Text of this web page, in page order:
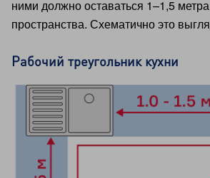
ними должно оставаться 1–1,5
пространства. Схематично это
Рабочий треугольник кухни